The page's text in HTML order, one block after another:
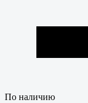
По наличию